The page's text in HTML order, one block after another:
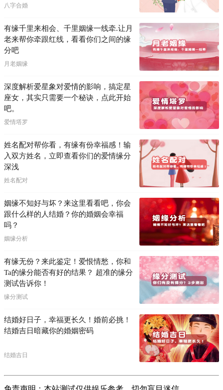
八字合婚
有缘千里来相会、千里姻缘一线牵.让月
老来帮你牵跟红线，看看你们之间的缘
分吧
月老姻缘
深度解析爱星象对爱情的影响，搞定星
座女，其实只需要一个秘诀，点此开始
吧。
爱情塔罗
姓名配对帮你看，有缘有份幸福感！输
入双方姓名，立即查看你们的爱情缘分
深浅
姓名配对
姻缘不知好与坏？来这里看看吧，你会
跟什么样的人结婚？你的婚姻会幸福
吗？
姻缘分析
有缘无份？来此鉴定！爱恨情愁，你和
Ta的缘分能否有好的结果？ 超准的缘分
测试告诉你！
缘分测试
结婚好日子，幸福更长久！婚前必挑！
结婚吉日暗藏你的婚姻密码
结婚吉日